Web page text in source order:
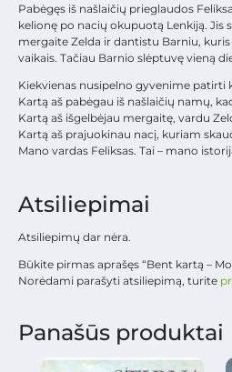
Pabėgęs iš našlaičių prieglaudos
kelionę po nacių okupuotą Lenkiją. Jis
mergaite Zelda ir dantistu Barniu,
vaikais. Tačiau Barnio slėptuvę vieną
Kiekvienas nusipelno gyvenime patirti
Kartą aš pabėgau iš našlaičių namų,
Kartą aš išgelbėjau mergaitę, vardu
Kartą aš prajuokinau nacį, kuriam
Mano vardas Feliksas. Tai – mano
Atsiliepimai
Atsiliepimų dar nėra.
Būkite pirmas aprašęs “Bent kartą –
Norėdami parašyti atsiliepimą, turite
Panašūs produktai